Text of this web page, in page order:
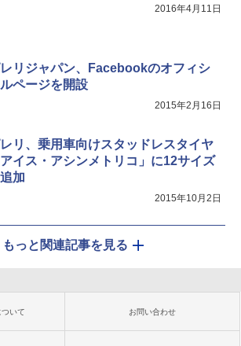
2016年4月11日
レリジャパン、Facebookのオフィシ
ページを開設
2015年2月16日
レリ、乗用車向けスタッドレスタイヤ
アイス・アシンメトリコ」に12サイズ
加
2015年10月2日
もっと関連記事を見る
いて お問い合わせ